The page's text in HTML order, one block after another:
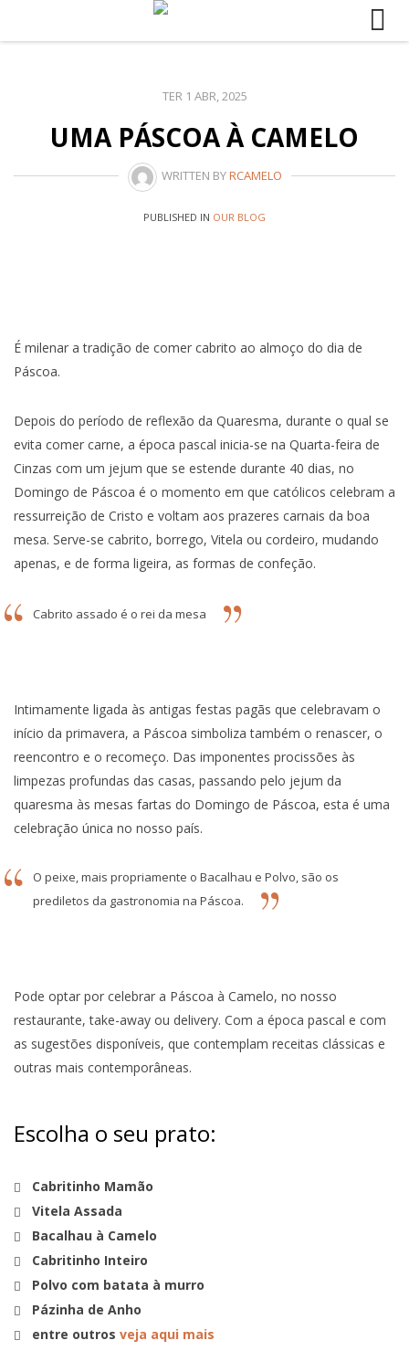
TER 1 ABR, 2025
UMA PÁSCOA À CAMELO
WRITTEN BYRCAMELO
PUBLISHED IN OUR BLOG
É milenar a tradição de comer cabrito ao almoço do dia de
Páscoa.
Depois do período de reflexão da Quaresma, durante o qual se
evita comer carne, a época pascal inicia-se na Quarta-feira de
Cinzas com um jejum que se estende durante 40 dias, no
Domingo de Páscoa é o momento em que católicos celebram a
ressurreição de Cristo e voltam aos prazeres carnais da boa
mesa. Serve-se cabrito, borrego, Vitela ou cordeiro, mudando
apenas, e de forma ligeira, as formas de confeção.
Cabrito assado é o rei da mesa
Intimamente ligada às antigas festas pagãs que celebravam o
início da primavera, a Páscoa simboliza também o renascer, o
reencontro e o recomeço. Das imponentes procissões às
limpezas profundas das casas, passando pelo jejum da
quaresma às mesas fartas do Domingo de Páscoa, esta é uma
celebração única no nosso país.
O peixe, mais propriamente o Bacalhau e Polvo, são os
prediletos da gastronomia na Páscoa.
Pode optar por celebrar a Páscoa à Camelo, no nosso
restaurante, take-away ou delivery. Com a época pascal e com
as sugestões disponíveis, que contemplam receitas clássicas e
outras mais contemporâneas.
Escolha o seu prato:
Cabritinho Mamão
Vitela Assada
Bacalhau à Camelo
Cabritinho Inteiro
Polvo com batata à murro
Pázinha de Anho
entre outros veja aqui mais